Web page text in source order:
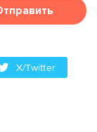
X/Twitter